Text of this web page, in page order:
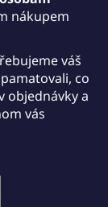
nákupem
váš
co
objednávky a
vás
nebo 20
můžete
ještě
dle